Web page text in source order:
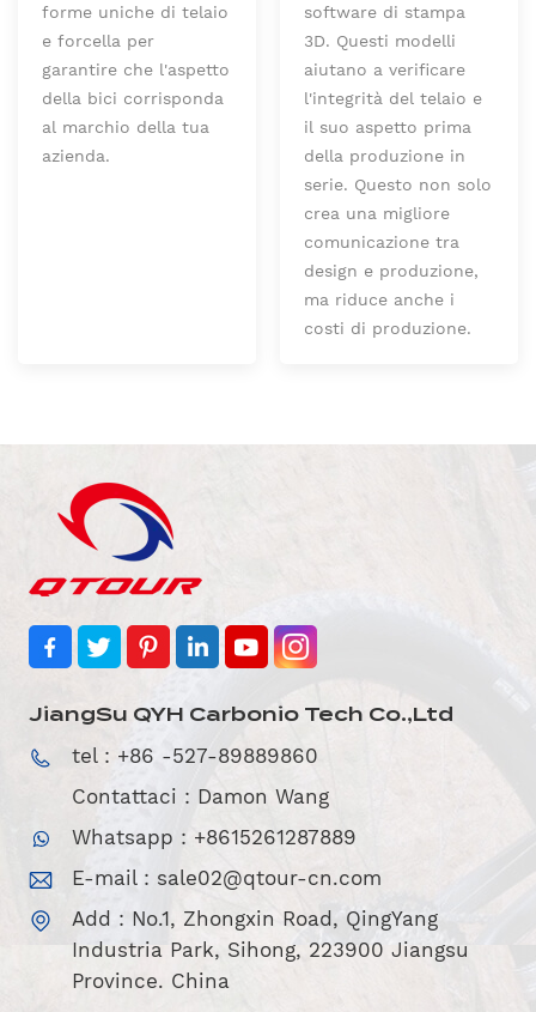
forme uniche di telaio
e forcella per
garantire che l'aspetto
della bici corrisponda
al marchio della tua
azienda.
software di stampa
3D. Questi modelli
aiutano a verificare
l'integrità del telaio e
il suo aspetto prima
della produzione in
serie. Questo non solo
crea una migliore
comunicazione tra
design e produzione,
ma riduce anche i
costi di produzione.
JiangSu QYH Carbonio Tech Co.,Ltd
tel : +86 -527-89889860
Contattaci : Damon Wang
Whatsapp : +8615261287889
E-mail : sale02@qtour-cn.com
Add : No.1, Zhongxin Road, QingYang
Industria Park, Sihong, 223900 Jiangsu
Province. China